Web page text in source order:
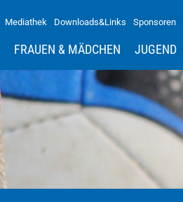
Mediathek Downloads&Links Sponsoren
FRAUEN & MÄDCHEN JUGEND